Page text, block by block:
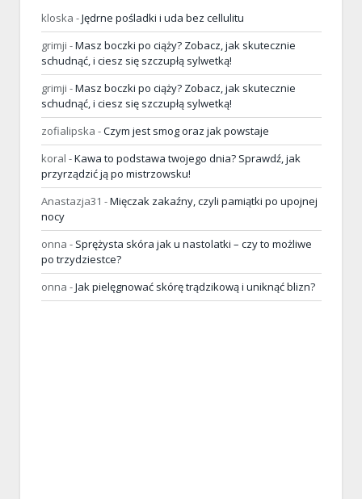
kloska -Jędrne pośladki i uda bez cellulitu
grimji -Masz boczki po ciąży? Zobacz, jak skutecznie
schudnąć, i ciesz się szczupłą sylwetką!
grimji -Masz boczki po ciąży? Zobacz, jak skutecznie
schudnąć, i ciesz się szczupłą sylwetką!
zofialipska -Czym jest smog oraz jak powstaje
koral -Kawa to podstawa twojego dnia? Sprawdź, jak
przyrządzić ją po mistrzowsku!
Anastazja31 -Mięczak zakaźny, czyli pamiątki po upojnej
nocy
onna - Sprężysta skóra jak u nastolatki – czy to możliwe
po trzydziestce?
onna -Jak pielęgnować skórę trądzikową i uniknąć blizn?